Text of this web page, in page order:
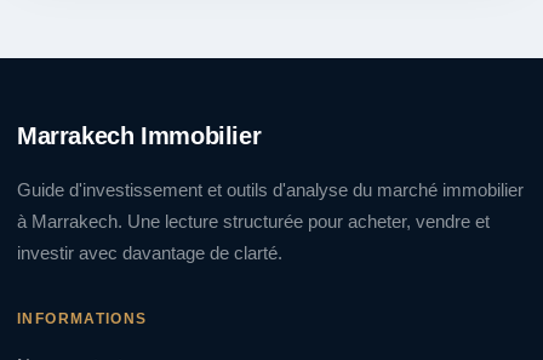
Marrakech Immobilier
Guide d'investissement et outils d'analyse du marché immobilier
à Marrakech. Une lecture structurée pour acheter, vendre et
investir avec davantage de clarté.
INFORMATIONS